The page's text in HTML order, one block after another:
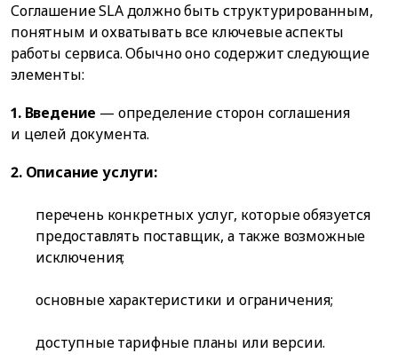
Соглашение SLA должно быть структурированным,
понятным и охватывать все ключевые аспекты
работы сервиса. Обычно оно содержит следующие
элементы:
1. Введение — определение сторон соглашения
и целей документа.
2. Описание услуги:
перечень конкретных услуг, которые обязуется
предоставлять поставщик, а также возможные
исключения;
основные характеристики и ограничения;
доступные тарифные планы или версии.